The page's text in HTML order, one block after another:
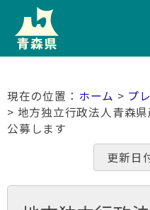
ホーム > プ
> 地方独立行政法人青森
公募します
更新日